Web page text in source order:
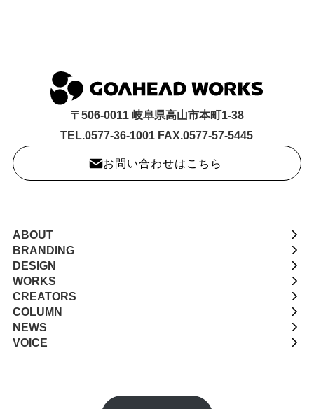
〒506-0011 岐阜県高山市本町1-38
TEL.0577-36-1001 FAX.0577-57-5445
お問い合わせはこちら
ABOUT
BRANDING
DESIGN
WORKS
CREATORS
COLUMN
NEWS
VOICE